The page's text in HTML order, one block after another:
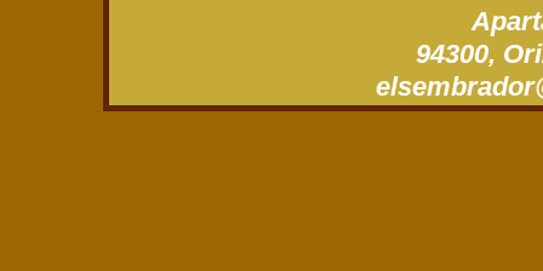
94300,